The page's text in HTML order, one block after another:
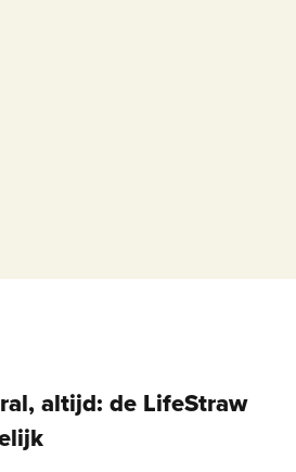
altijd: de LifeStraw